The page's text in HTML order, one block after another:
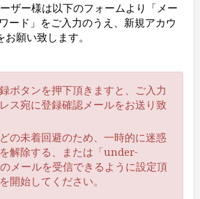
ザー様は以下のフォームより「メー
ード」をご入力のうえ、新規アカウ
願い致します。
ボタンを押下頂きますと、ご入力
ス宛に登録確認メールをお送り致
の未着回避のため、一時的に迷惑
解除する、または「under-
メールを受信できるように設定頂
開始してください。